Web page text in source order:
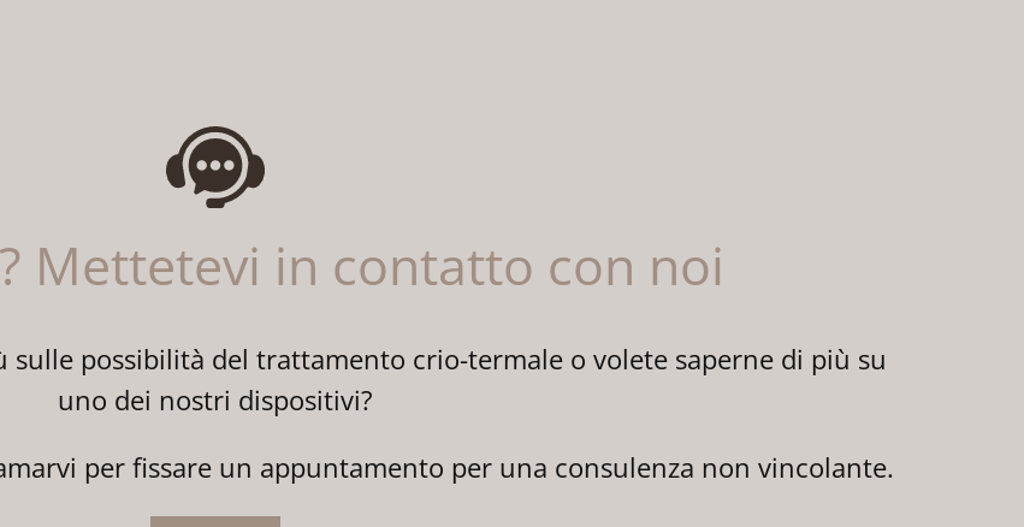
Mettetevi in contatto con noi
sulle possibilità del trattamento crio-termale o volete saperne di più su
uno dei nostri dispositivi?
per fissare un appuntamento per una consulenza non vincolante.